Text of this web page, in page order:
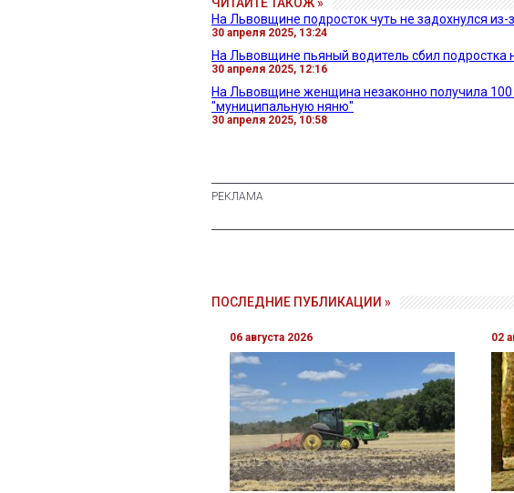
На Львовщине подросток чуть не задохнулся
30 апреля 2025, 13:24
На Львовщине пьяный водитель сбил подростка
30 апреля 2025, 12:16
На Львовщине женщина незаконно получила 100
"муниципальную няню"
30 апреля 2025, 10:58
ПОСЛЕДНИЕ ПУБЛИКАЦИИ »
06 августа 2026 02